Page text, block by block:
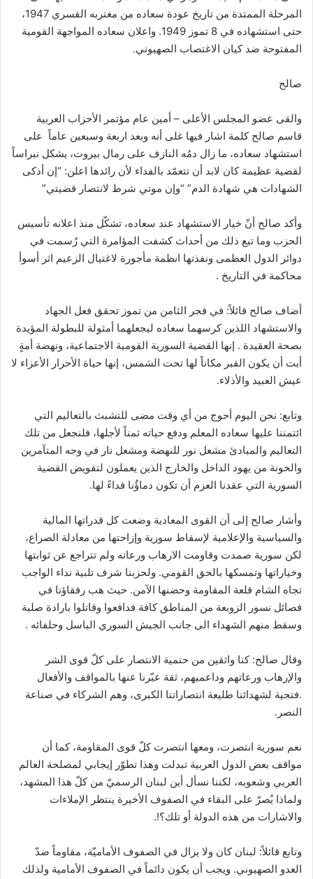
المرحلة الممتدة من تاريخ عودة سعاده من مغتربه القسري 1947،
حتى استشهاده في 8 تموز 1949. واعلان سعاده المواجهة القومية
المفتوحة ضد كيان الاغتصاب الصهيوني.
صالح
والقى عضو المجلس الأعلى – أمين عام مؤتمر الأحزاب العربية
قاسم صالح كلمة اشار فيها غلى أنه وبعد اربعة وسبعين عاماً على
استشهاد سعاده، ما زال دمُه النازف على رمال بيروت، يشكل نبراساً
لقضية عظيمة كان لابد أن تتعمّد بالفداء لأن رائدها اعلن: “إن أذكى
الشهادات هي شهادة الدم” “وإن موتي شرط لانتصار قضيتي”
وأكد صالح أنّ خيار الاستشهاد عند سعاده، تشكّل منذ اعلانه تأسيس
الحزب وما تبع ذلك من أحداث كشفت المؤامرة التي رُسمت في
دوائر الدول العظمى ونفذتها انظمة مأجورة لاغتيال الزعيم اثر أسوأ
محاكمة في التاريخ .
أضاف صالح قائلاً: في فجر الثامن من تموز تحقق فعل الجهاد
والاستشهاد اللذين كرسهما سعاده ليجعلهما أمثولة للبطولة المؤيدة
بصحة العقيدة . إنها القضية السورية القومية الاجتماعية، ونهضة أمةٍ
أبت أن يكون القبر مكاناً لها تحت الشمس، إنها حياة الأحرار الأعزاء لا
عيش العبيد والأذلاء.
وتابع: نحن اليوم أحوج من أي وقت مضى للتشبث بالتعاليم التي
ائتمننا عليها سعاده المعلم ودفع حياته ثمناً لأجلها، فلنجعل من تلك
التعاليم والمبادئ مشعل نور للنهضة ومشعل نار في وجه المتآمرين
والخونة من يهود الداخل والخارج الذين يعملون لتقويض القضية
السورية التي عقدنا العزم أن تكون دماؤُنا فداءً لها.
وأشار صالح إلى أن القوى المعادية وضعت كل قدراتها المالية
والسياسية والإعلامية لإسقاط سورية وإزاحتها من معادلة الصراع،
لكن سورية صمدت وقاومت الارهاب ورعاته ولم تتراجع عن ثوابتها
وخياراتها وتمسكها بالحق القومي. ولحزبنا شرف تلبية نداء الواجب
تجاه الشام قلعة المقاومة وحضنها الآمن. حيث هب رفقاؤنا في
فصائل نسور الزوبعة من المناطق كافة فدافعوا وقاتلوا بارادة صلبة
وسقط منهم الشهداء الى جانب الجيش السوري الباسل وحلفائه .
وقال صالح: كنا واثقين من حتمية الانتصار على كلّ قوى الشر
والإرهاب ورعاتهم وداعميهم، ثقة عبّرنا عنها بالمواقف والأفعال
.فتحية لشهدائنا طليعة انتصاراتنا الكبرى، وهم الشركاء في صناعة
النصر.
نعم سورية انتصرت، ومعها انتصرت كلّ قوى المقاومة، كما أن
مواقف بعض الدول العربية تبدلت وهذا تطوّر إيجابي لمصلحة العالم
العربي وشعوبه، لكننا نسأل أين لبنان الرسميّ من كلّ هذا المشهد،
ولماذا يُصرّ على البقاء في الصفوف الأخيرة ينتظر الإملاءات
والاشارات من هذه الدولة أو تلك؟!.
وتابع قائلاً: لبنان كان ولا يزال في الصفوف الأماميّة، مقاوماً ضدّ
العدو الصهيوني. ويجب أن يكون دائماً في الصفوف الأمامية ولذلك